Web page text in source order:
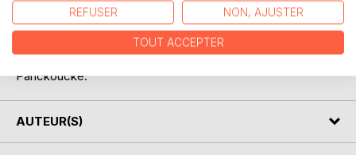
des histoires d'animaux, mais il met également en scène
des personnages humains, dont Esope. Au total, il
composera 5 livres de fables, tous reproduits ici.
Edition bilingue latin-français; traduction d'Ernest
Panckoucke.
AUTEUR(S)
REFUSER NON, AJUSTER
TOUT ACCEPTER